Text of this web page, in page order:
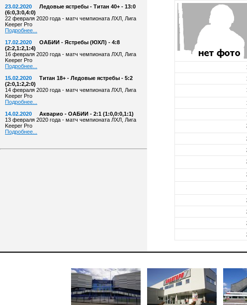
23.02.2020
Ледовые ястребы - Титан 40+ - 13:0
(6:0,3:0,4:0)
22 февраля 2020 года - матч чемпионата ЛХЛ, Лига
Keeper Pro
Подробнее...
17.02.2020
ОАБИИ - Ястребы (ЮХЛ) - 4:8
(2:2,1:2,1:4)
16 февраля 2020 года - матч чемпионата ЛХЛ, Лига
Keeper Pro
Подробнее...
15.02.2020
Титан 18+ - Ледовые ястребы - 5:2
(2:0,1:2,2:0)
14 февраля 2020 года - матч чемпионата ЛХЛ, Лига
Keeper Pro
Подробнее...
14.02.2020
Акварио - ОАБИИ - 2:1 (1:0,0:0,1:1)
13 февраля 2020 года - матч чемпионата ЛХЛ, Лига
Keeper Pro
Подробнее...